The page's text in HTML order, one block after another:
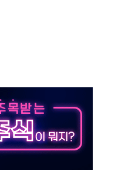
남·서초 둔화
첫 입성
성장"
' 전략 통할까